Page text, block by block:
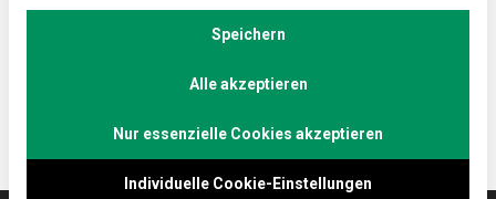
verzehrt durchschnittlich 238 Eier pro Jahr. Zum
Speichern
Alle akzeptieren
Nur essenzielle Cookies akzeptieren
Individuelle Cookie-Einstellungen